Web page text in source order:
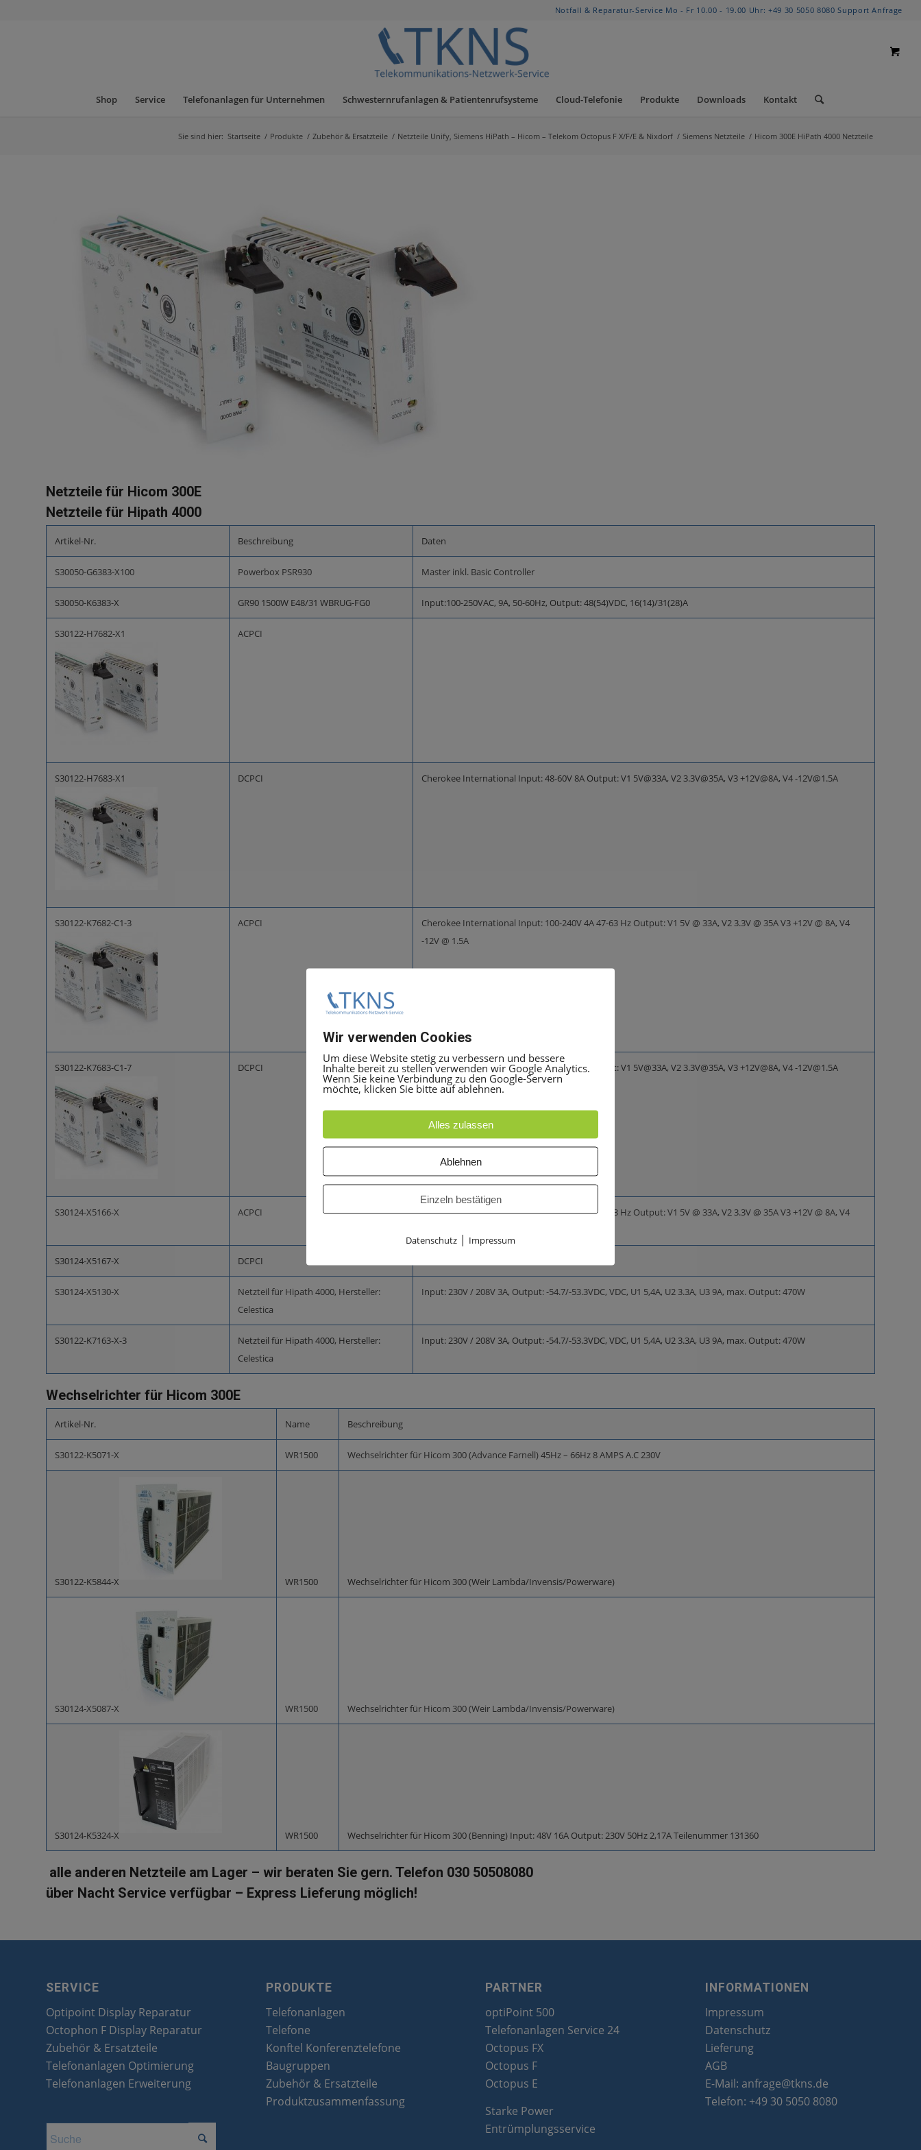
Notfall & Reparatur-Service Mo - Fr 10.00 - 19.00 Uhr: +49 30 5050 8080 Support Anfrage
Shop Service Telefonanlagen für Unternehmen Schwesternrufanlagen & Patientenrufsysteme Cloud-Telefonie Produkte Downloads Kontakt
Sie sind hier: Startseite / Produkte / Zubehör & Ersatzteile / Netzteile Unify, Siemens HiPath – Hicom – Telekom Octopus F X/F/E & Nixdorf / Siemens Netzteile / Hicom 300E HiPath 4000 Netzteile
Netzteile für Hicom 300E
Netzteile für Hipath 4000
Artikel-Nr. Beschreibung Daten
S30050-G6383-X100 Powerbox PSR930 Master inkl. Basic Controller
S30050-K6383-X GR90 1500W E48/31 WBRUG-FG0 Input:100-250VAC, 9A, 50-60Hz, Output: 48(54)VDC, 16(14)/31(28)A
S30122-H7682-X1 ACPCI
S30122-H7683-X1 DCPCI Cherokee International Input: 48-60V 8A Output: V1 5V@33A, V2 3.3V@35A, V3 +12V@8A, V4 -12V@1.5A
S30122-K7682-C1-3 ACPCI
Cherokee International Input: 100-240V 4A 47-63 Hz Output: V1 5V @ 33A, V2 3.3V @ 35A V3 +12V @ 8A, V4
-12V @ 1.5A
S30122-K7683-C1-7 DCPCI Cherokee International Input: 48-60V 8A Output: V1 5V@33A, V2 3.3V@35A, V3 +12V@8A, V4 -12V@1.5A
S30124-X5166-X ACPCI
Cherokee International Input: 100-240V 4A 47-63 Hz Output: V1 5V @ 33A, V2 3.3V @ 35A V3 +12V @ 8A, V4
S30124-X5167-X DCPCI
S30124-X5130-X
Netzteil für Hipath 4000, Hersteller:
Celestica
Input: 230V / 208V 3A, Output: -54.7/-53.3VDC, VDC, U1 5,4A, U2 3.3A, U3 9A, max. Output: 470W
S30122-K7163-X-3
Netzteil für Hipath 4000, Hersteller:
Celestica
Input: 230V / 208V 3A, Output: -54.7/-53.3VDC, VDC, U1 5,4A, U2 3.3A, U3 9A, max. Output: 470W
Wechselrichter für Hicom 300E
Artikel-Nr. Name Beschreibung
S30122-K5071-X WR1500 Wechselrichter für Hicom 300 (Advance Farnell) 45Hz – 66Hz 8 AMPS A.C 230V
S30122-K5844-X WR1500 Wechselrichter für Hicom 300 (Weir Lambda/Invensis/Powerware)
S30124-X5087-X WR1500 Wechselrichter für Hicom 300 (Weir Lambda/Invensis/Powerware)
S30124-K5324-X WR1500 Wechselrichter für Hicom 300 (Benning) Input: 48V 16A Output: 230V 50Hz 2,17A Teilenummer 131360
alle anderen Netzteile am Lager – wir beraten Sie gern. Telefon 030 50508080
über Nacht Service verfügbar – Express Lieferung möglich!
SERVICE
Optipoint Display Reparatur
Octophon F Display Reparatur
Zubehör & Ersatzteile
Telefonanlagen Optimierung
Telefonanlagen Erweiterung
PRODUKTE
Telefonanlagen
Telefone
Konftel Konferenztelefone
Baugruppen
Zubehör & Ersatzteile
Produktzusammenfassung
PARTNER
optiPoint 500
Telefonanlagen Service 24
Octopus FX
Octopus F
Octopus E
Starke Power
Entrümplungsservice
INFORMATIONEN
Impressum
Datenschutz
Lieferung
AGB
E-Mail: anfrage@tkns.de
Telefon: +49 30 5050 8080
Wir verwenden Cookies
Um diese Website stetig zu verbessern und bessere
Inhalte bereit zu stellen verwenden wir Google Analytics.
Wenn Sie keine Verbindung zu den Google-Servern
möchte, klicken Sie bitte auf ablehnen.
Alles zulassen
Ablehnen
Einzeln bestätigen
Datenschutz | Impressum